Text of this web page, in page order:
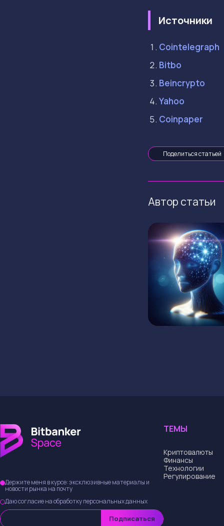
Источники
Cointelegraph
Bitbo
Beincrypto
Yahoo
Coinpaper
Поделиться статьей
Автор статьи